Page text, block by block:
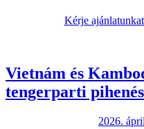
Kérje
Vietnám és
tengerparti
2026.